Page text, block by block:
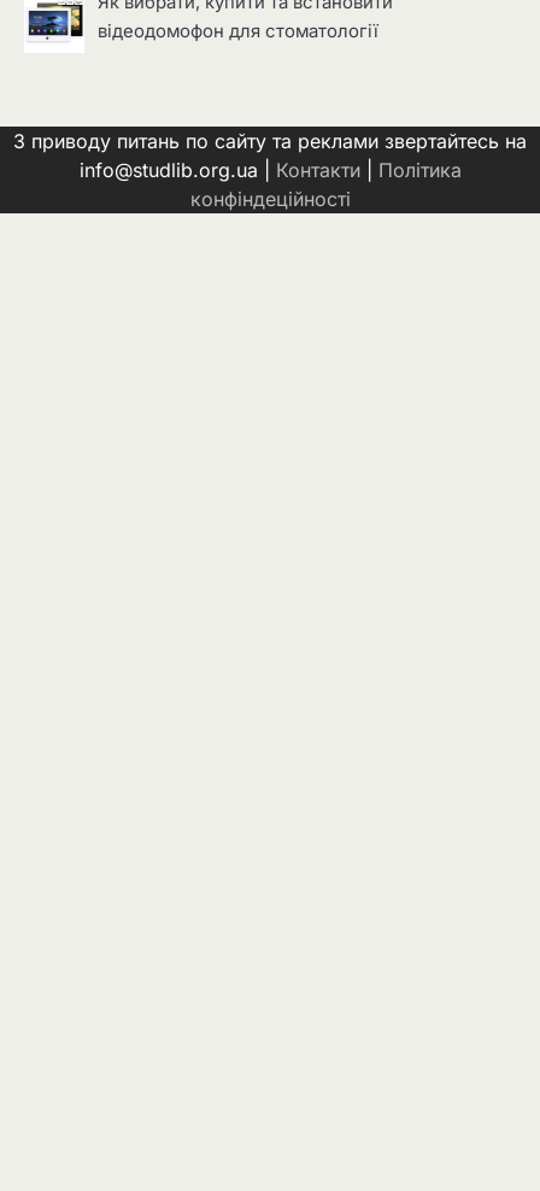
відеодомофон для стоматології
З приводу питань по сайту та реклами звертайтесь на
info@studlib.org.ua | Контакти| Політика
конфіндеційності